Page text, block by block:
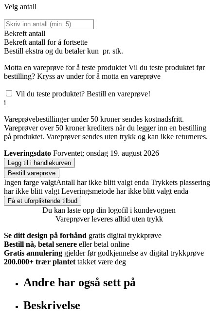
Velg antall
Bekreft antall
Bekreft antall for å fortsette
Bestill ekstra og du betaler kun pr. stk.
Motta en vareprøve for å teste produktet Vil du teste produktet før
bestilling? Kryss av under for å motta en vareprøve
Vil du teste produktet? Bestill en vareprøve!
i
Vareprøvebestillinger under 50 kroner sendes kostnadsfritt.
Vareprøver over 50 kroner krediters når du legger inn en bestilling
på produktet. Vareprøver sendes uten trykk og kan ikke returneres.
Leveringsdato Forventet; onsdag 19. august 2026
Legg til i handlekurven
Bestill vareprøve
Ingen farge valgtAntall har ikke blitt valgt enda Trykkets plassering
har ikke blitt valgt Leveringsmetode har ikke blitt valgt enda
Få et uforpliktende tilbud
Du kan laste opp din logofil i kundevognen
Vareprøver leveres alltid uten trykk
Se ditt design på forhånd gratis digital trykkprøve
Bestill nå, betal senere eller betal online
Gratis annulering gjelder før godkjennelse av digital trykkprøve
200.000+ trær plantet takket være deg
Andre har også sett på
Beskrivelse